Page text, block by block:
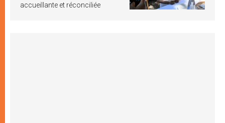
accueillante et réconciliée